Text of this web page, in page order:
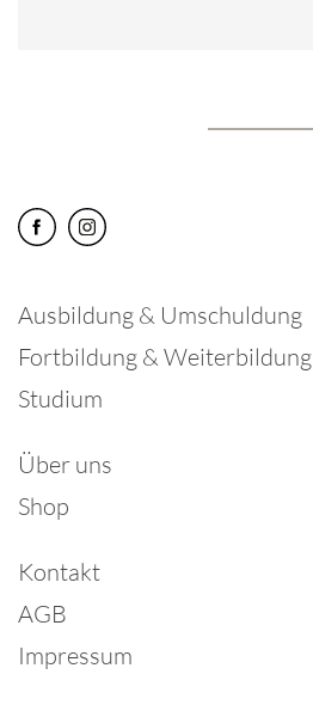
Ausbildung & Umschuldung
Fortbildung & Weiterbildung
Studium
Über uns
Shop
Kontakt
AGB
Impressum